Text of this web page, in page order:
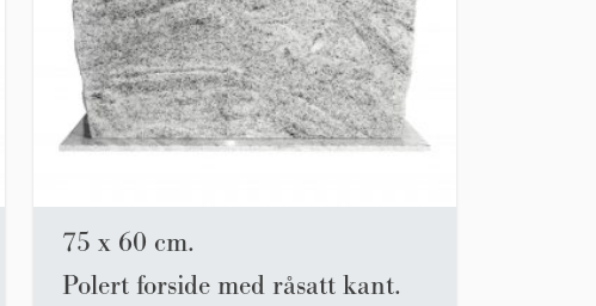
75 x 60 cm.
Polert forside med råsatt kant.